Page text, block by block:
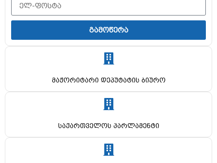
გამოწერა
მაჟორიტარი დეპუტატის ბიურო
საქართველოს პარლამენტი